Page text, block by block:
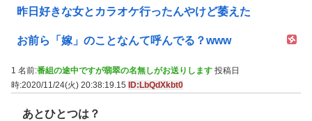
昨日好きな女とカラオケ行ったんやけど萎えた
お前ら「嫁」のことなんて呼んでる？www
1 名前:番組の途中ですが翡翠の名無しがお送りします 投稿日
時:2020/11/24(火) 20:38:19.15
ID:LbQdXkbt0
あとひとつは？